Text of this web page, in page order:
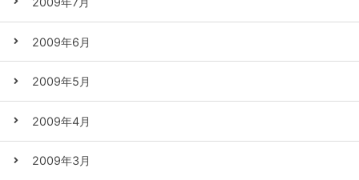
2009年6月
2009年5月
2009年4月
2009年3月